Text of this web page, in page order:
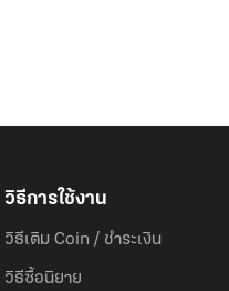
วิธีการใช้งาน
วิธีเติม Coin / ชำระเงิน
วิธีซื้อนิยาย